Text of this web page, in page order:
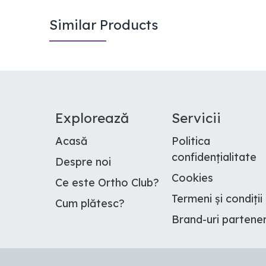
Similar Products
E​xplorează
Acasă
Despre noi
Ce este Ortho Club?
Cum plătesc?
Servicii
Politica
confidențialitate
Cookies
Termeni și condiții
Brand-uri